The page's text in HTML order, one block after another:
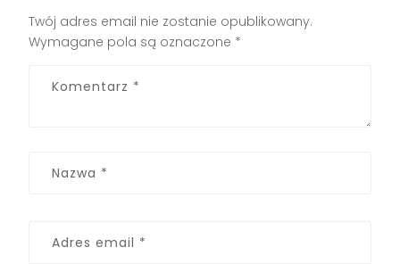
Twój adres email nie zostanie opublikowany.
Wymagane pola są oznaczone *